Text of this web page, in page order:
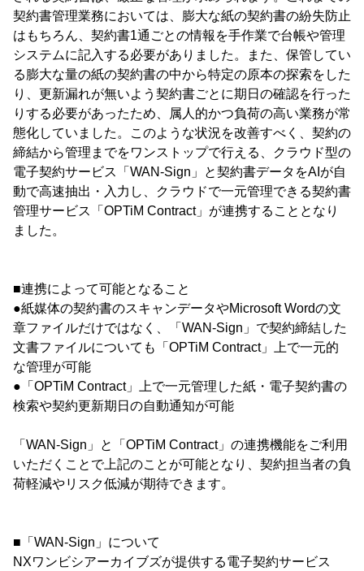
契約書管理業務においては、膨大な紙の契約書の紛失防止
はもちろん、契約書1通ごとの情報を手作業で台帳や管理
システムに記入する必要がありました。また、保管してい
る膨大な量の紙の契約書の中から特定の原本の探索をした
り、更新漏れが無いよう契約書ごとに期日の確認を行った
りする必要があったため、属人的かつ負荷の高い業務が常
態化していました。このような状況を改善すべく、契約の
締結から管理までをワンストップで行える、クラウド型の
電子契約サービス「WAN-Sign」と契約書データをAIが自
動で高速抽出・入力し、クラウドで一元管理できる契約書
管理サービス「OPTiM Contract」が連携することとなり
ました。
■連携によって可能となること
●紙媒体の契約書のスキャンデータやMicrosoft Wordの文
章ファイルだけではなく、「WAN-Sign」で契約締結した
文書ファイルについても「OPTiM Contract」上で一元的
な管理が可能
●「OPTiM Contract」上で一元管理した紙・電子契約書の
検索や契約更新期日の自動通知が可能
「WAN-Sign」と「OPTiM Contract」の連携機能をご利用
いただくことで上記のことが可能となり、契約担当者の負
荷軽減やリスク低減が期待できます。
■「WAN-Sign」について
NXワンビシアーカイブズが提供する電子契約サービス